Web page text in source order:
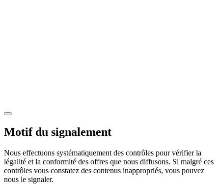
Motif du signalement
Nous effectuons systématiquement des contrôles pour vérifier la
légalité et la conformité des offres que nous diffusons. Si malgré ces
contrôles vous constatez des contenus inappropriés, vous pouvez
nous le signaler.